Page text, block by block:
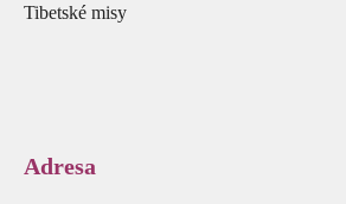
Tibetské misy
Adresa